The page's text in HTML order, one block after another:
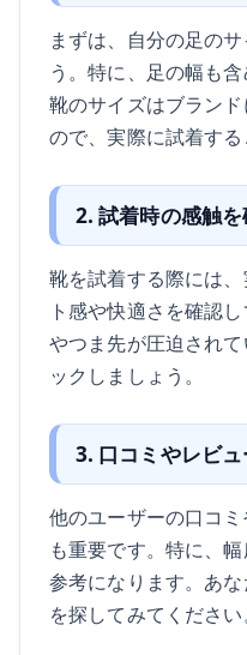
まずは、自分の足の
う。特に、足の幅も
靴のサイズはブラン
ので、実際に試着する
2. 試着時の感触
靴を試着する際には
ト感や快適さを確認
やつま先が圧迫され
ックしましょう。
3. 口コミやレビ
他のユーザーの口コ
も重要です。特に、
参考になります。あ
を探してみてください